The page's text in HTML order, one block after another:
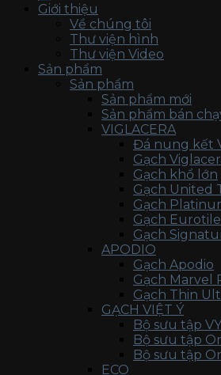
Giới thiệu
Về chúng tôi
Thư viện hình
Thư viện Video
Sản phẩm
Sản phẩm
Sản phẩm mới
Sản phẩm bán
VIGLACERA
Đá nung kết
Gạch
Gạch khổ lớn
Gạch United
Gạch
Gạch Eurotile
Gạch
APODIO
Gạch Apodio
Gạch Marvel
Gạch Thin
GẠCH VIỆT Ý
Bộ sưu tập
Bộ sưu tập
Bộ sưu tập
ECO